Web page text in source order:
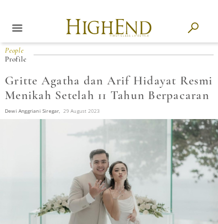
People
Profile
Gritte Agatha dan Arif Hidayat Resmi
Menikah Setelah 11 Tahun Berpacaran
Dewi Anggriani Siregar, 29 August 2023